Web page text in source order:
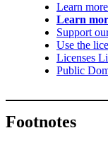
Learn
Learn
Support
Use the
Licenses
Public
Footnotes